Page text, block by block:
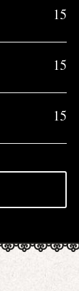
15
15
15